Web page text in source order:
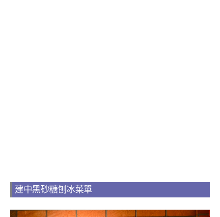
建中黑砂糖刨冰菜單